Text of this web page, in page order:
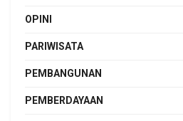
OPINI
PARIWISATA
PEMBANGUNAN
PEMBERDAYAAN